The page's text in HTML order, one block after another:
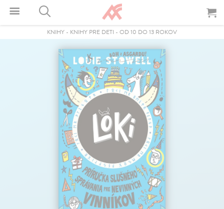
KNIHY - KNIHY PRE DETI - OD 10 DO 13 ROKOV